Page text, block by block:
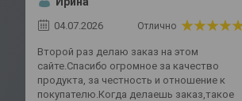
04.07.2026 Отлично
Второй раз делаю заказ на этом
сайте.Спасибо огромное за качество
продукта, за честность и отношение к
покупателю.Когда делаешь заказ,такое